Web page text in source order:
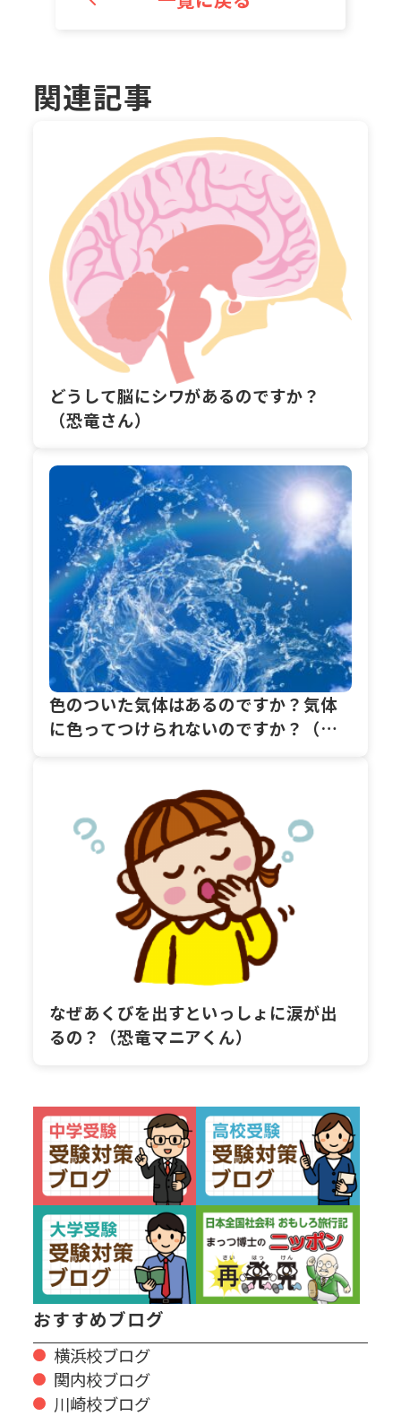
関連記事
どうして脳にシワがあるのですか？
（恐竜さん）
色のついた気体はあるのですか？気体
に色ってつけられないのですか？（た
なぜあくびを出すといっしょに涙が出
るの？（恐竜マニアくん）
おすすめブログ
横浜校ブログ
関内校ブログ
川崎校ブログ